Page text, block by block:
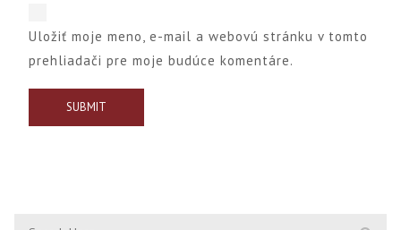
Uložiť moje meno, e-mail a webovú stránku v tomto
prehliadači pre moje budúce komentáre.